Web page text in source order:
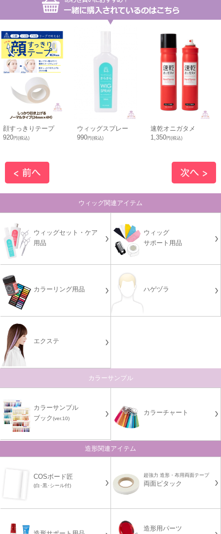
顔すっきりテープ
920円(税込)
ウィッグスプレー
990円(税込)
速乾オニガタメ
1,350円(税込)
ウィッグ関連アイテム
ウィッグセット・ケア
用品
ウィッグ
サポート用品
カラーリング用品 ハゲヅラ
エクステ
カラーサンプル
カラーサンプル
ブック(ver.10)
カラーチャート
造形関連アイテム
COSボード匠
(白･黒･シール付)
超強力 造形・布用両面テープ
両面ピタック
造形用パーツ